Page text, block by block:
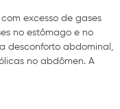
excesso de gases
no estômago e no
desconforto abdominal,
no abdômen. A